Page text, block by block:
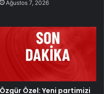
Ağustos 7, 2026
Özgür Özel: Yeni partimizi